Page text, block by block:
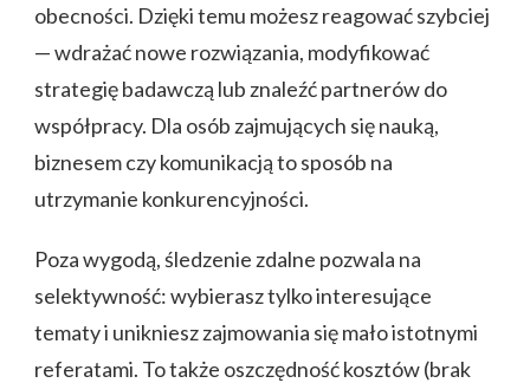
obecności. Dzięki temu możesz reagować szybciej
— wdrażać nowe rozwiązania, modyfikować
strategię badawczą lub znaleźć partnerów do
współpracy. Dla osób zajmujących się nauką,
biznesem czy komunikacją to sposób na
utrzymanie konkurencyjności.
Poza wygodą, śledzenie zdalne pozwala na
selektywność: wybierasz tylko interesujące
tematy i unikniesz zajmowania się mało istotnymi
referatami. To także oszczędność kosztów (brak